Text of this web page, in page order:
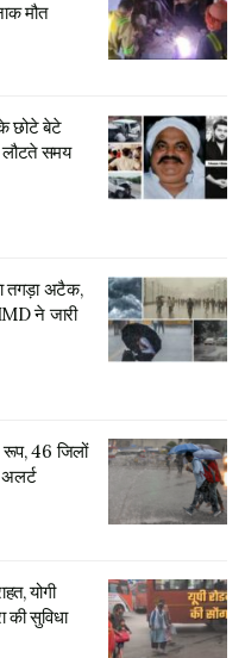
में बारिश बनी काल, मकान की
अतीक अहमद के छोटे बेटे अबान
मौत, झांसी से लौटते समय हुआ
Hathras News
Uttar Pradesh
मौत
छोटे बेटे
समय
तगड़ा अटैक,
ने जारी
46 जिलों
अलर्ट
योगी
की सुविधा